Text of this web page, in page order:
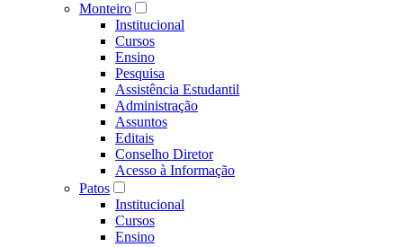
Monteiro
Institucional
Cursos
Ensino
Pesquisa
Assistência Estudantil
Administração
Assuntos
Editais
Conselho Diretor
Acesso à Informação
Patos
Institucional
Cursos
Ensino